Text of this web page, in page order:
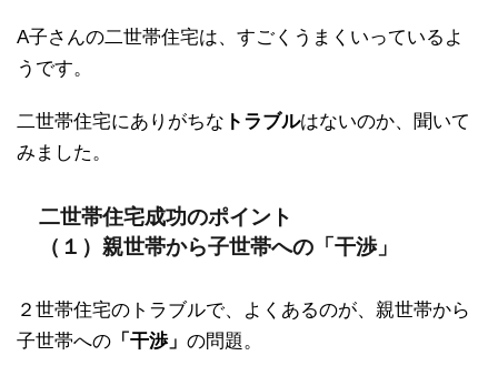
A子さんの二世帯住宅は、すごくうまくいっているよ
うです。
二世帯住宅にありがちな トラブルはないのか、聞いて
みました。
二世帯住宅成功のポイント
（１）親世帯から子世帯への「干渉」
２世帯住宅のトラブルで、よくあるのが、親世帯から
子世帯への 「干渉」 の問題。